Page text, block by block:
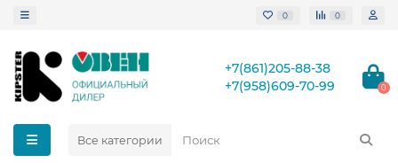
0 0
+7(861)205-88-38
+7(958)609-70-99
0
Все категории